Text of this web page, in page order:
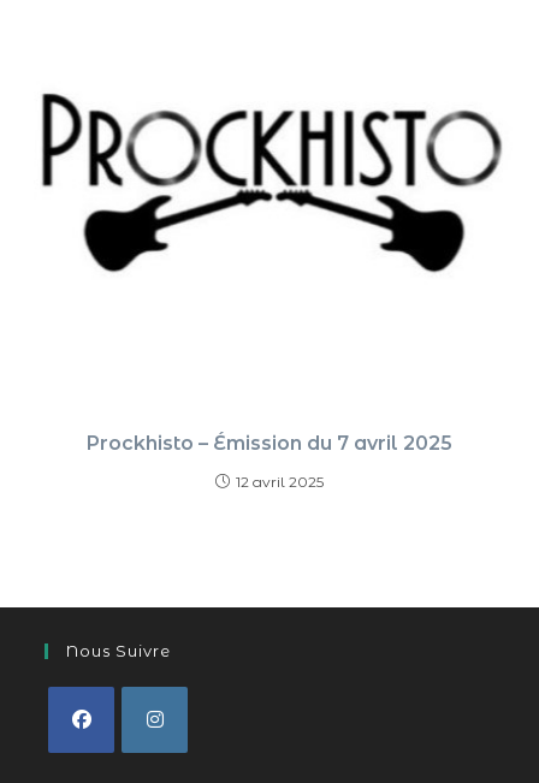
Prockhisto – Émission du 7 avril 2025
12 avril 2025
Nous Suivre